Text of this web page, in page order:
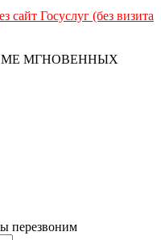
сайт Госуслуг (без визита
МГНОВЕННЫХ
перезвоним